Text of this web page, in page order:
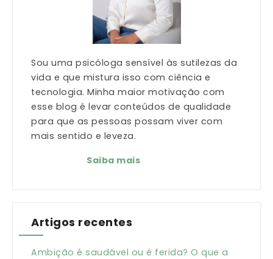
Sou uma psicóloga sensível às sutilezas da
vida e que mistura isso com ciência e
tecnologia. Minha maior motivação com
esse blog é levar conteúdos de qualidade
para que as pessoas possam viver com
mais sentido e leveza.
Saiba mais
Artigos recentes
Ambição é saudável ou é ferida? O que a